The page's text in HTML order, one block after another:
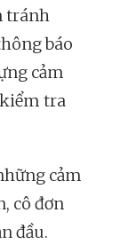
tránh
báo
cảm
tra
cảm
cô đơn
đầu.